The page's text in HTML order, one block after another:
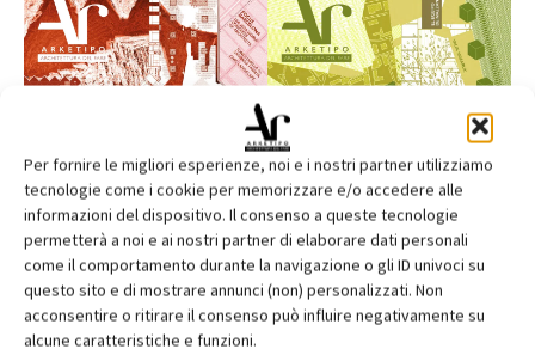
Per fornire le migliori esperienze, noi e i nostri partner utilizziamo
tecnologie come i cookie per memorizzare e/o accedere alle
informazioni del dispositivo. Il consenso a queste tecnologie
permetterà a noi e ai nostri partner di elaborare dati personali
come il comportamento durante la navigazione o gli ID univoci su
questo sito e di mostrare annunci (non) personalizzati. Non
acconsentire o ritirare il consenso può influire negativamente su
alcune caratteristiche e funzioni.Edicola web